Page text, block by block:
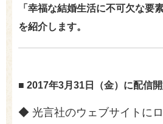
「幸福な結婚生活に不可欠な要
を紹介します。
■ 2017年3月31日（金）に配信
◆ 光言社のウェブサイトに